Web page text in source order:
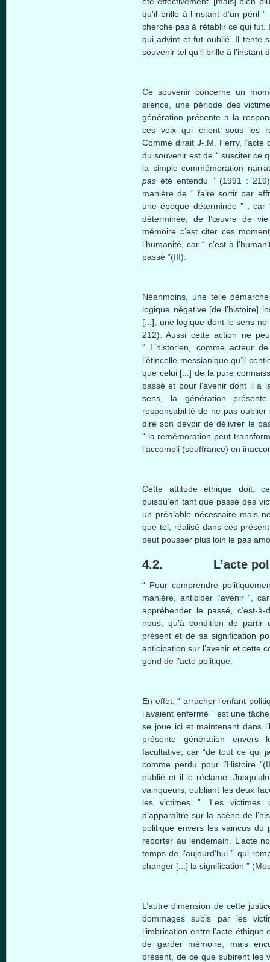
qu’il brille à l’instant d’un péril
cherche pas à rétablir ce qui
qui advint et fut oublié. Il tente
souvenir tel qu’il brille à l’instant
Ce souvenir concerne un
silence, une période des
génération présente a la
ces voix qui crient sous les
Comme dirait J-.M. Ferry,
du souvenir est de “ susciter ce
la simple commémoration
pas été entendu ” (1991 :
manière de “ faire sortir par
une époque déterminée ” ;
déterminée, de l’œuvre de
mémoire c’est citer ces
l’humanité, car “ c’est à
passé ”(III).
Néanmoins, une telle
logique négative [de l’histoire]
[...], une logique dont le sens ne
212). Aussi cette action ne
“ L’historien, comme acteur
l’étincelle messianique qu’il
que celui [...] de la pure
passé et pour l’avenir dont il a
sens, la génération
responsabilité de ne pas oublier
dire son devoir de délivrer le
“ la remémoration peut
l’accompli (souffrance) en
Cette attitude éthique doit,
puisqu’en tant que passé des
un préalable nécessaire mais
que tel, réalisé dans ces
peut pousser plus loin le pas
4.2. L’acte
“ Pour comprendre
manière, anticiper l’avenir ”,
appréhender le passé, c’est-
nous, qu’à condition de partir
présent et de sa signification
anticipation sur l’avenir et cette
gond de l’acte politique.
En effet, “ arracher l’enfant
l’avaient enfermé ” est une
se joue ici et maintenant dans
présente génération envers
facultative, car “de tout ce qui
comme perdu pour l’Histoire
oublié et il le réclame.
vainqueurs, oubliant les deux
les victimes ”. Les victimes
d’apparaître sur la scène de
politique envers les vaincus
reporter au lendemain. L’acte
temps de l’aujourd’hui ” qui
changer [...] la signification ”
L’autre dimension de cette
dommages subis par les
l’imbrication entre l’acte
de garder mémoire, mais
présent, de ce que subirent les